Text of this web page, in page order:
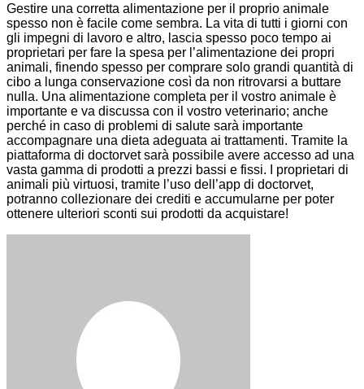
Gestire una corretta alimentazione per il proprio animale
spesso non è facile come sembra. La vita di tutti i giorni con
gli impegni di lavoro e altro, lascia spesso poco tempo ai
proprietari per fare la spesa per l’alimentazione dei propri
animali, finendo spesso per comprare solo grandi quantità di
cibo a lunga conservazione così da non ritrovarsi a buttare
nulla. Una alimentazione completa per il vostro animale è
importante e va discussa con il vostro veterinario; anche
perché in caso di problemi di salute sarà importante
accompagnare una dieta adeguata ai trattamenti. Tramite la
piattaforma di doctorvet sarà possibile avere accesso ad una
vasta gamma di prodotti a prezzi bassi e fissi. I proprietari di
animali più virtuosi, tramite l’uso dell’app di doctorvet,
potranno collezionare dei crediti e accumularne per poter
ottenere ulteriori sconti sui prodotti da acquistare!